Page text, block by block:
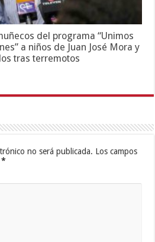
del programa “Unimos
a niños de Juan José Mora y
tras terremotos
no será publicada. Los campos
*